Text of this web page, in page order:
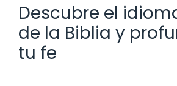
Descubre el
de la Biblia y
tu fe